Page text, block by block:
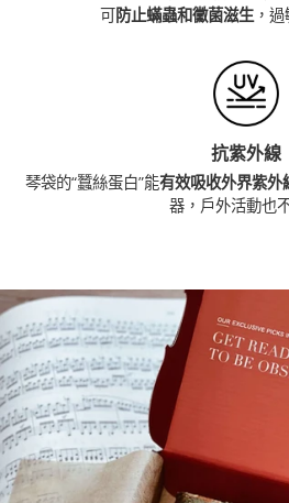
可防止蟎蟲和黴菌滋生 ，
抗紫外線
琴袋的“蠶絲蛋白”能有效吸收外界紫外
器，戶外活動也